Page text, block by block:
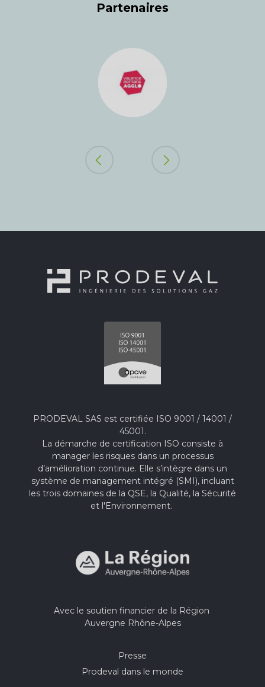
Partenaires
PRODEVAL SAS est certifiée ISO 9001 / 14001 /
45001.
La démarche de certification ISO consiste à
manager les risques dans un processus
d’amélioration continue. Elle s’intègre dans un
système de management intégré (SMI), incluant
les trois domaines de la QSE, la Qualité, la Sécurité
et l'Environnement.
Avec le soutien financier de la Région
Auvergne Rhône-Alpes
Presse
Prodeval dans le monde